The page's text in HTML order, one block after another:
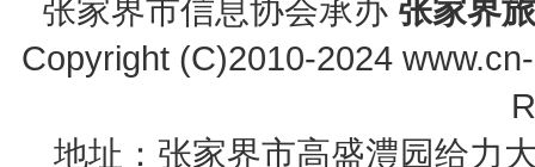
张家界市信息协会承办 张家界
Copyright (C)2010-2024
地址：张家界市高盛澧园给力